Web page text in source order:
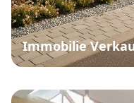
Immobilie